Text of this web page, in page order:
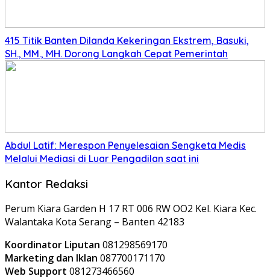
415 Titik Banten Dilanda Kekeringan Ekstrem, Basuki,
SH., MM., MH. Dorong Langkah Cepat Pemerintah
Abdul Latif: Merespon Penyelesaian Sengketa Medis
Melalui Mediasi di Luar Pengadilan saat ini
Kantor Redaksi
Perum Kiara Garden H 17 RT 006 RW OO2 Kel. Kiara Kec.
Walantaka Kota Serang – Banten 42183
Koordinator Liputan 081298569170
Marketing dan Iklan 087700171170
Web Support 081273466560